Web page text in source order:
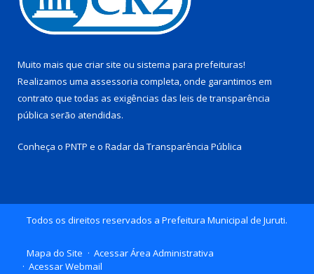
Muito mais que criar site ou sistema para prefeituras!
Realizamos uma assessoria completa, onde garantimos em
contrato que todas as exigências das leis de transparência
pública serão atendidas.
Conheça o PNTP e o Radar da Transparência Pública
Todos os direitos reservados a Prefeitura Municipal de Juruti.
Mapa do Site
Acessar Área Administrativa
Acessar Webmail